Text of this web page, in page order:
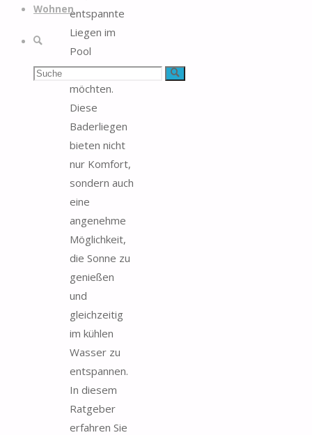
Wohnen
Suche
Suchen Suche
entspannte
Liegen im
Pool
genießen
möchten.
Diese
Baderliegen
bieten nicht
nur Komfort,
sondern auch
eine
angenehme
Möglichkeit,
die Sonne zu
genießen
und
gleichzeitig
im kühlen
Wasser zu
entspannen.
In diesem
Ratgeber
erfahren Sie